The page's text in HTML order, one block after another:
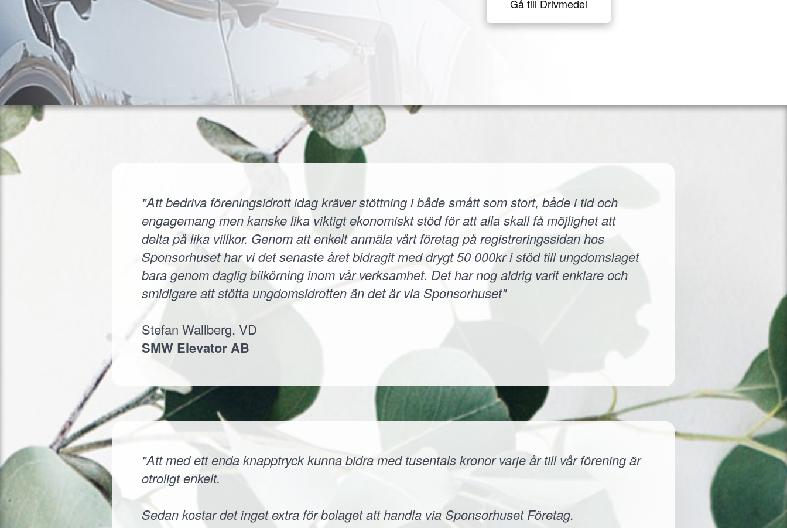
Gå till Drivmedel
"Att bedriva föreningsidrott idag kräver stöttning i både smått som stort, både i tid och
engagemang men kanske lika viktigt ekonomiskt stöd för att alla skall få möjlighet att
delta på lika villkor. Genom att enkelt anmäla vårt företag på registreringssidan hos
Sponsorhuset har vi det senaste året bidragit med drygt 50 000kr i stöd till ungdomslaget
bara genom daglig bilkörning inom vår verksamhet. Det har nog aldrig varit enklare och
smidigare att stötta ungdomsidrotten än det är via Sponsorhuset"
Stefan Wallberg, VD
SMW Elevator AB
"Att med ett enda knapptryck kunna bidra med tusentals kronor varje år till vår förening är
otroligt enkelt.
Sedan kostar det inget extra för bolaget att handla via Sponsorhuset Företag.